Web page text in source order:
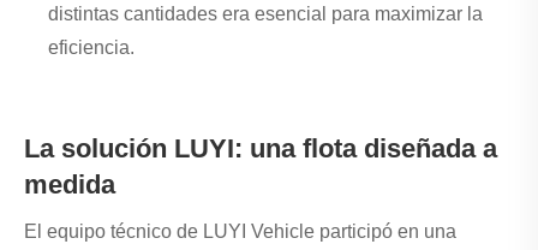
distintas cantidades era esencial para maximizar la
eficiencia.
La solución LUYI: una flota diseñada a
medida
El equipo técnico de LUYI Vehicle participó en una